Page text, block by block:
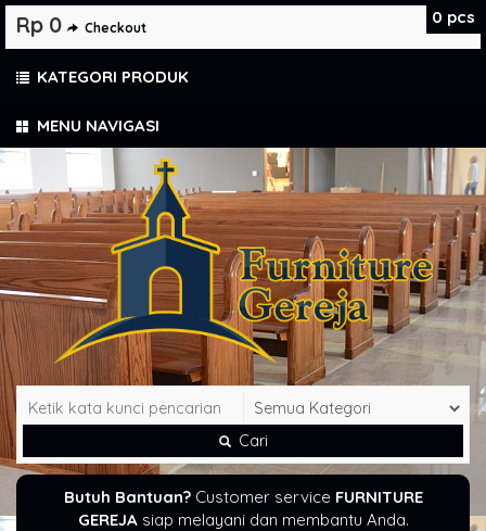
MENU NAVIGASI
Cari
Butuh Bantuan?Customer service FURNITURE
GEREJAsiap melayani dan membantu Anda.
0 pcs
Rp 0 Checkout
KATEGORI PRODUK